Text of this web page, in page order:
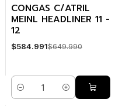
CONGAS C/ATRIL
MEINL HEADLINER 11 -
12
$584.991$649.990
Cantidad